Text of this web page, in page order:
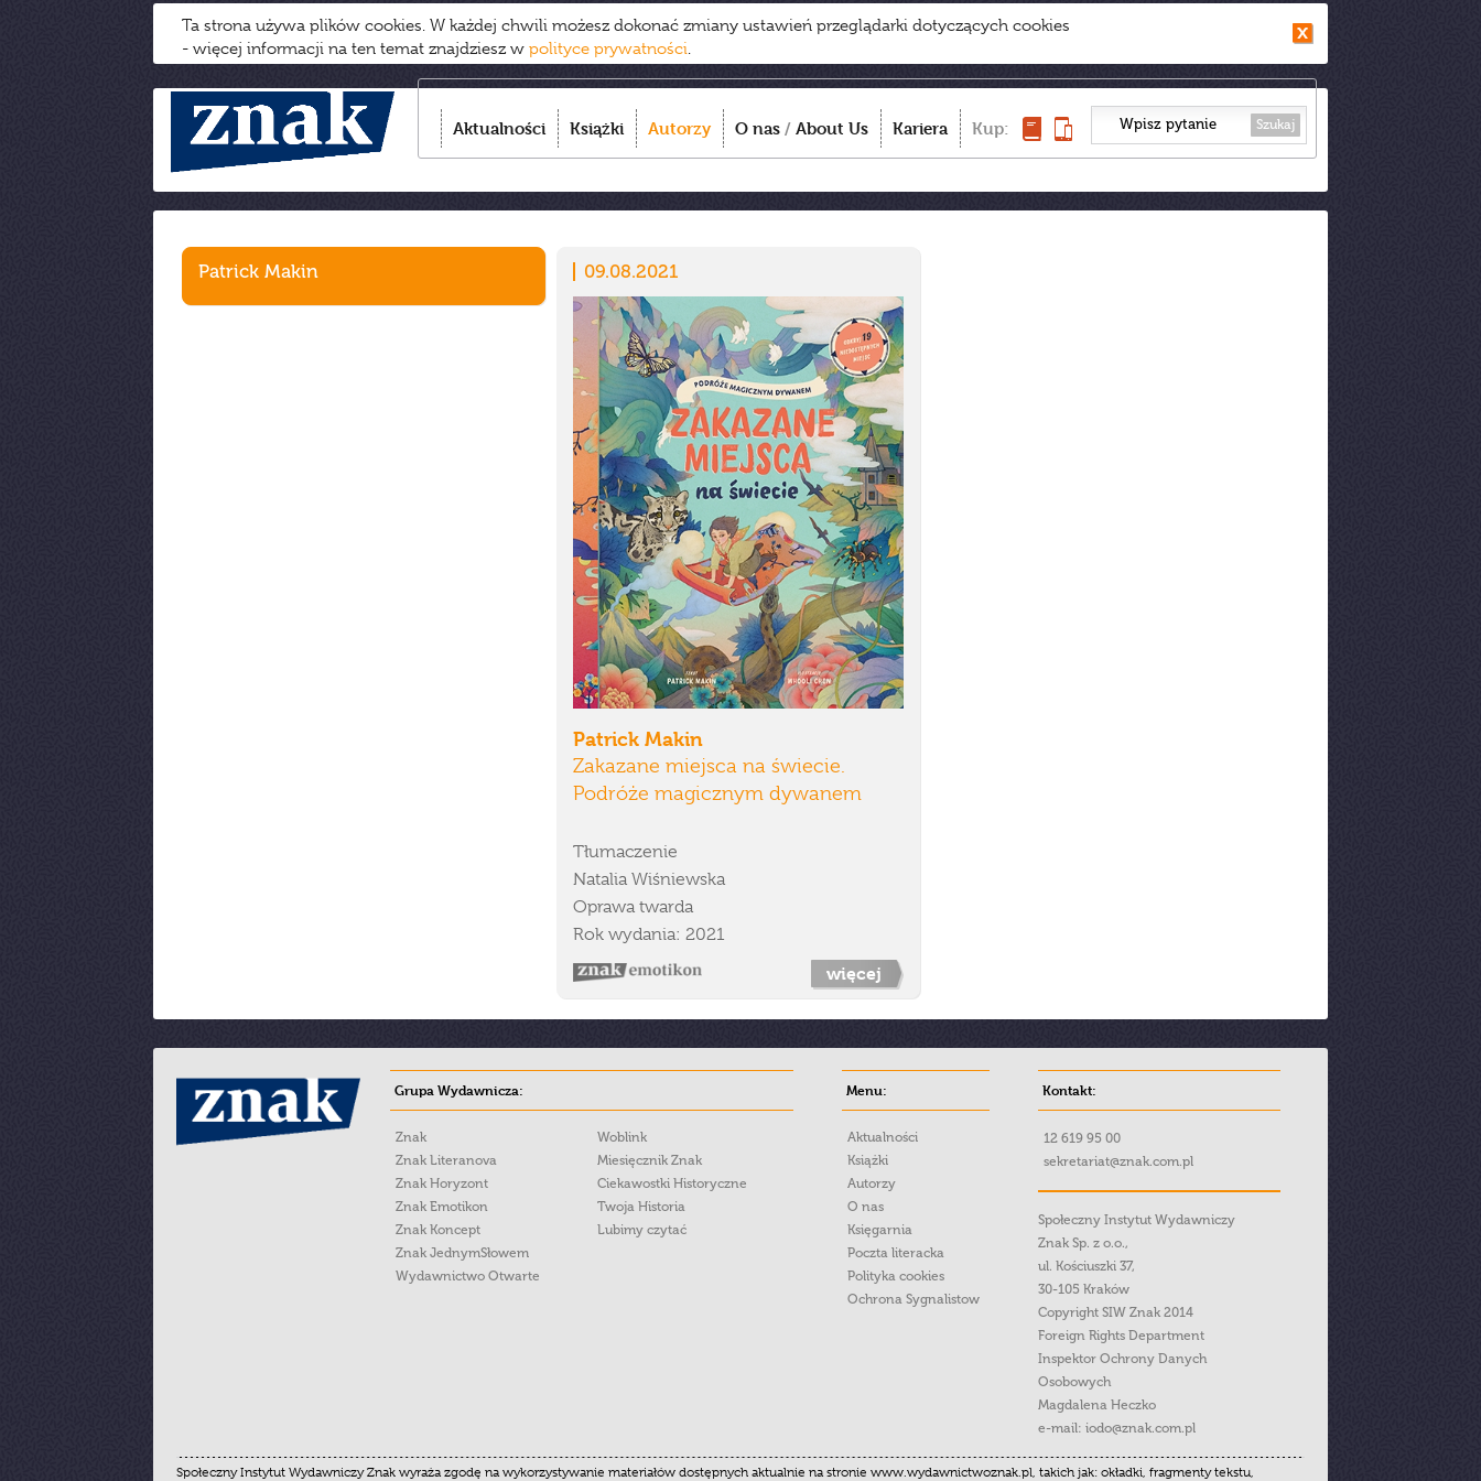
Ta strona używa plików cookies. W każdej chwili możesz dokonać zmiany ustawień przeglądarki dotyczących cookies
- więcej informacji na ten temat znajdziesz w polityce prywatności.
Aktualności Książki Autorzy O nas / About Us Kariera Kup: Szukaj
Patrick Makin 09.08.2021
Patrick Makin
Zakazane miejsca na świecie.
Podróże magicznym dywanem
Tłumaczenie
Natalia Wiśniewska
Oprawa twarda
Rok wydania: 2021
więcej
Grupa Wydawnicza:
Znak
Znak Literanova
Znak Horyzont
Znak Emotikon
Znak Koncept
Znak JednymSłowem
Wydawnictwo Otwarte
Woblink
Miesięcznik Znak
Ciekawostki Historyczne
Twoja Historia
Lubimy czytać
Menu:
Aktualności
Książki
Autorzy
O nas
Księgarnia
Poczta literacka
Polityka cookies
Ochrona Sygnalistow
Kontakt:
12 619 95 00
sekretariat@znak.com.pl
Społeczny Instytut Wydawniczy
Znak Sp. z o.o.,
ul. Kościuszki 37,
30-105 Kraków
Copyright SIW Znak 2014
Foreign Rights Department
Inspektor Ochrony Danych
Osobowych
Magdalena Heczko
e-mail: iodo@znak.com.pl
Społeczny Instytut Wydawniczy Znak wyraża zgodę na wykorzystywanie materiałów dostępnych aktualnie na stronie www.wydawnictwoznak.pl, takich jak: okładki, fragmenty tekstu,